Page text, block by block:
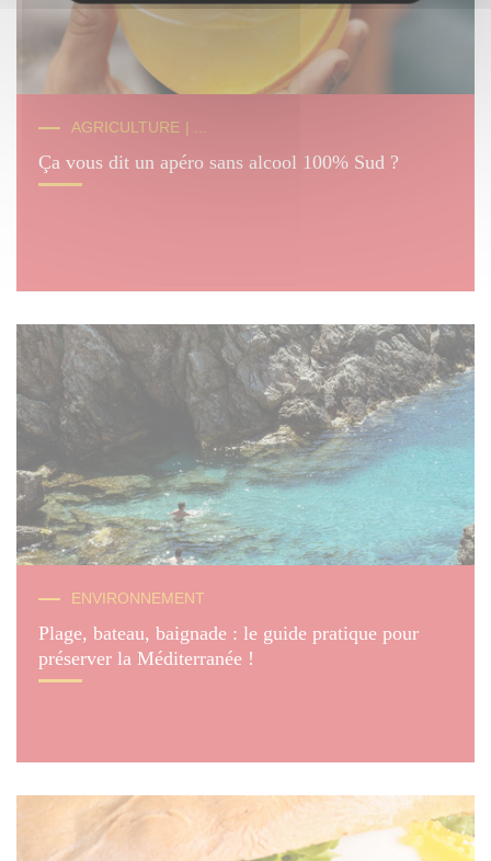
AGRICULTURE | ...
Ça vous dit un apéro sans alcool 100% Sud ?
ENVIRONNEMENT
Plage, bateau, baignade : le guide pratique pour
préserver la Méditerranée !